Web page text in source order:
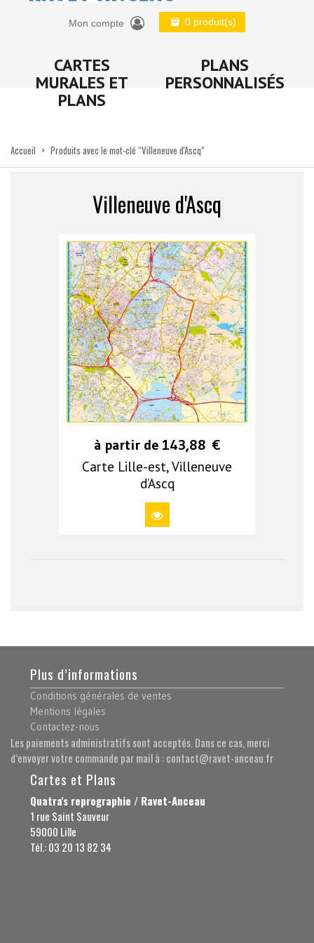
Mon compte 0 produit(s)
CARTES
MURALES ET
PLANS
PLANS
PERSONNALISÉS
Accueil > Produits avec le mot-clé “Villeneuve d'Ascq”
Villeneuve d'Ascq
à partir de 143,88 €
Carte Lille-est, Villeneuve
d’Ascq
Plus d’informations
Conditions générales de ventes
Mentions légales
Contactez-nous
Les paiements administratifs sont acceptés. Dans ce cas, merci
d’envoyer votre commande par mail à : contact@ravet-anceau.fr
Cartes et Plans
Quatra's reprographie / Ravet-Anceau
1 rue Saint Sauveur
59000 Lille
Tél.: 03 20 13 82 34